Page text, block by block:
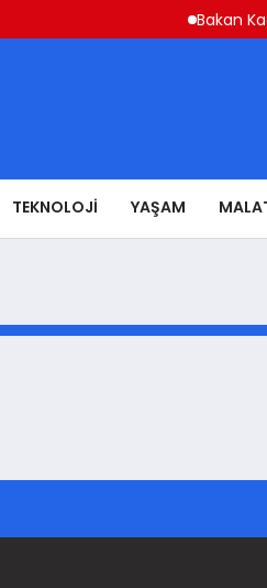
Bakan
TEKNOLOJI YAŞAM